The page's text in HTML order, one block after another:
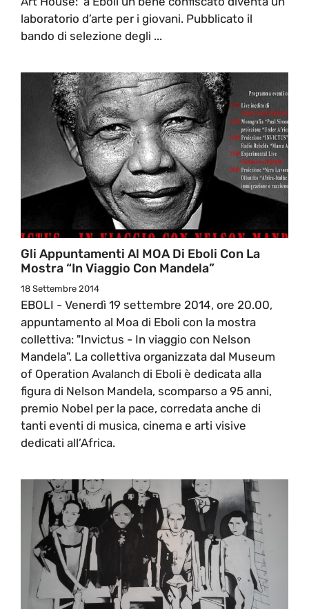
laboratorio d’arte per i giovani. Pubblicato il
bando di selezione degli ...
Gli Appuntamenti Al MOA Di Eboli Con La
Mostra “In Viaggio Con Mandela”
18 Settembre 2014
EBOLI - Venerdì 19 settembre 2014, ore 20.00,
appuntamento al Moa di Eboli con la mostra
collettiva: "Invictus - In viaggio con Nelson
Mandela". La collettiva organizzata dal Museum
of Operation Avalanch di Eboli è dedicata alla
figura di Nelson Mandela, scomparso a 95 anni,
premio Nobel per la pace, corredata anche di
tanti eventi di musica, cinema e arti visive
dedicati all’Africa.